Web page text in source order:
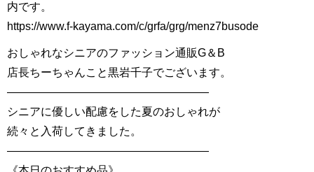
内です。
https://www.f-kayama.com/c/grfa/grg/menz7busode
おしゃれなシニアのファッション通販G＆B
店長ちーちゃんこと黒岩千子でございます。
——————————————————
シニアに優しい配慮をした夏のおしゃれが
続々と入荷してきました。
——————————————————